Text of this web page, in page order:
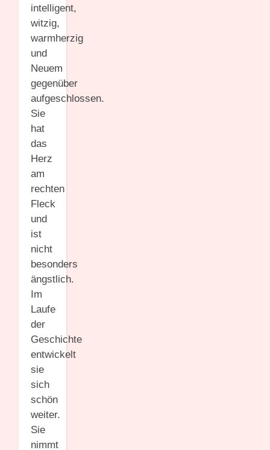
intelligent,
witzig,
warmherzig
und
Neuem
gegenüber
aufgeschlossen.
Sie
hat
das
Herz
am
rechten
Fleck
und
ist
nicht
besonders
ängstlich.
Im
Laufe
der
Geschichte
entwickelt
sie
sich
schön
weiter.
Sie
nimmt